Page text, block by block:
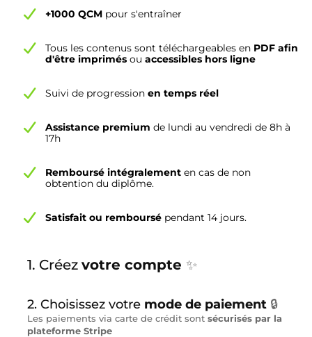
+1000 QCM pour s'entraîner
Tous les contenus sont téléchargeables en PDF afin
d'être imprimés ou accessibles hors ligne
Suivi de progression en temps réel
Assistance premium de lundi au vendredi de 8h à
17h
Remboursé intégralement en cas de non
obtention du diplôme.
Satisfait ou remboursé pendant 14 jours.
1. Créez votre compte ✨
2. Choisissez votre mode de paiement 🔒
Les paiements via carte de crédit sont sécurisés par la
plateforme Stripe